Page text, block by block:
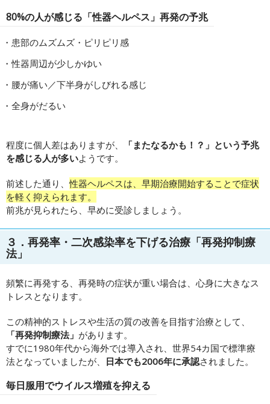
80%の人が感じる「性器ヘルペス」再発の予兆
患部のムズムズ・ピリピリ感
性器周辺が少しかゆい
腰が痛い／下半身がしびれる感じ
全身がだるい
程度に個人差はありますが、
「またなるかも！？」という予兆
を感じる人が多いようです。
前述した通り、性器ヘルペスは、早期治療開始することで症状
を軽く抑えられます。
前兆が見られたら、早めに受診しましょう。
３．再発率・二次感染率を下げる治療「再発抑制療
法」
頻繁に再発する、再発時の症状が重い場合は、心身に大きなス
トレスとなります。
この精神的ストレスや生活の質の改善を目指す治療として、
「再発抑制療法」 があります。
すでに1980年代から海外では導入され、世界54カ国で標準療
法となっていましたが、 日本でも2006年に承認されました。
毎日服用でウイルス増殖を抑える